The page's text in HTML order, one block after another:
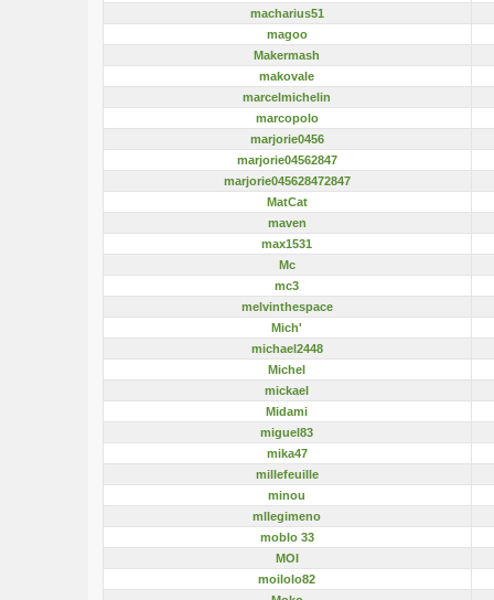
macharius51
magoo
Makermash
makovale
marcelmichelin
marcopolo
marjorie0456
marjorie04562847
marjorie045628472847
MatCat
maven
max1531
Mc
mc3
melvinthespace
Mich'
michael2448
Michel
mickael
Midami
miguel83
mika47
millefeuille
minou
mllegimeno
moblo 33
MOI
moilolo82